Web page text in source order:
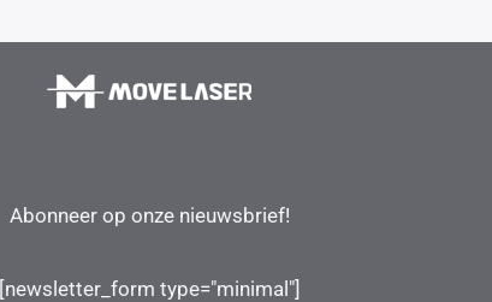
Abonneer op onze nieuwsbrief!
[newsletter_form type="minimal"]